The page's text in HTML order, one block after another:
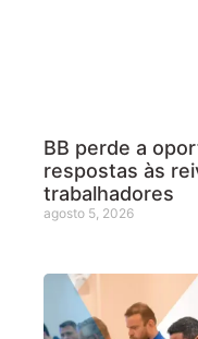
BB perde a
respostas às
trabalhadores
agosto 5, 2026